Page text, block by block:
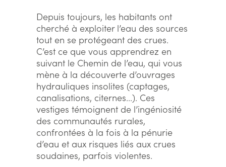
Depuis toujours, les habitants ont
cherché à exploiter l’eau des sources
tout en se protégeant des crues.
C’est ce que vous apprendrez en
suivant le Chemin de l’eau, qui vous
mène à la découverte d’ouvrages
hydrauliques insolites (captages,
canalisations, citernes...). Ces
vestiges témoignent de l’ingéniosité
des communautés rurales,
confrontées à la fois à la pénurie
d’eau et aux risques liés aux crues
soudaines, parfois violentes.